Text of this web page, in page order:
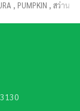
, PUMPKIN , สว่าน